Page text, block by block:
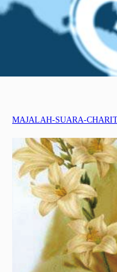
MAJALAH-SUARA-